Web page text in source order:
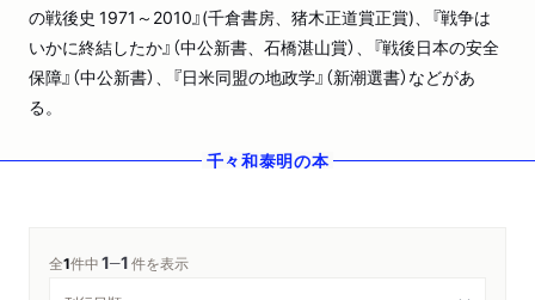
の戦後史 1971～2010』(千倉書房、猪木正道賞正賞)、『戦争は
いかに終結したか』（中公新書、石橋湛山賞）、『戦後日本の安全
保障』（中公新書）、『日米同盟の地政学』（新潮選書）などがあ
る。
千々和泰明の本
全1件中1─1件を表示